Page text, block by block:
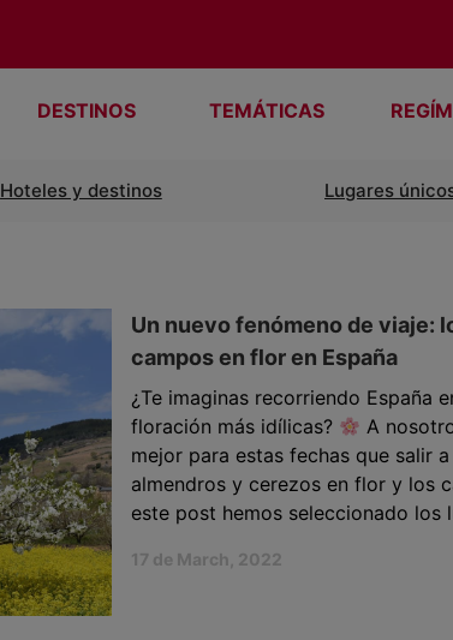
DESTINOS TEMÁTICAS
Hoteles y destinos Lugares
Un nuevo fenómeno de viaje:
campos en flor en España
¿Te imaginas recorriendo España
floración más idílicas?
A
mejor para estas fechas que salir
almendros y cerezos en flor y los
este post hemos seleccionado los
17 de March, 2022